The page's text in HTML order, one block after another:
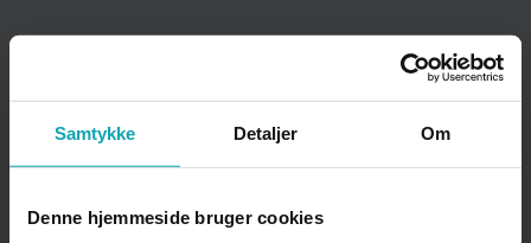
Samtykke Detaljer Om
Denne hjemmeside bruger cookies
Kantinen